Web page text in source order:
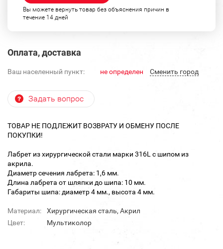
Вы можете вернуть товар без объяснения причин в
течение 14 дней
Оплата, доставка
Ваш населенный пункт: не определен Cменить город
Задать вопрос
ТОВАР НЕ ПОДЛЕЖИТ ВОЗВРАТУ И ОБМЕНУ ПОСЛЕ
ПОКУПКИ!
Лабрет из хирургической стали марки 316L с шипом из
акрила.
Диаметр сечения лабрета: 1,6 мм.
Длина лабрета от шляпки до шипа: 10 мм.
Габариты шипа: диаметр 4 мм., высота 4 мм.
Материал:
Хирургическая сталь, Акрил
Цвет:
Мультиколор